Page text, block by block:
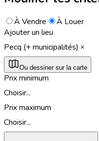
À Vendre
À Louer
Ajouter un lieu
Pecq (+ municipalités)
Ou dessiner sur la carte
Prix minimum
Choisir...
Prix maximum
Choisir...